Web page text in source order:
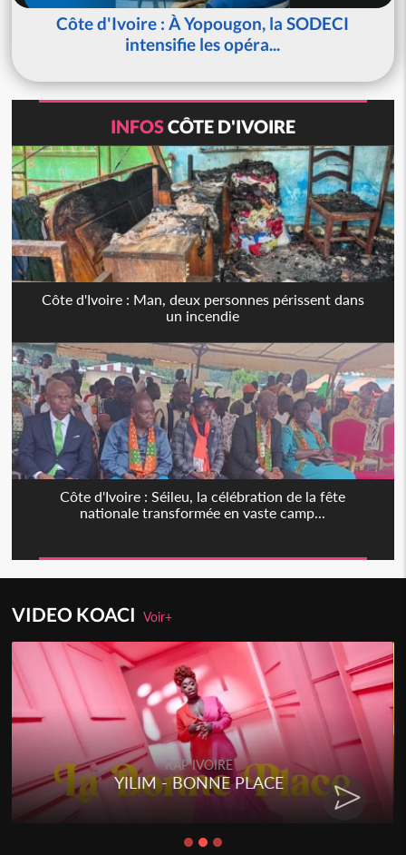
Côte d'Ivoire : À Yopougon, la SODECI
intensifie les opéra...
INFOSCÔTE D'IVOIRE
Côte d'Ivoire : Man, deux personnes périssent dans
un incendie
Côte d'Ivoire : Séileu, la célébration de la fête
nationale transformée en vaste camp...
VIDEO KOACIVoir+
RAP IVOIRE
YILIM - BONNE PLACE